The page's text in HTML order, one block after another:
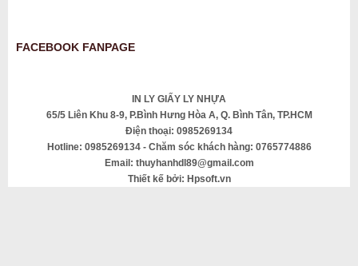
FACEBOOK FANPAGE
IN LY GIẤY LY NHỰA
65/5 Liên Khu 8-9, P.Bình Hưng Hòa A, Q. Bình Tân, TP.HCM
Điện thoại: 0985269134
Hotline: 0985269134 - Chăm sóc khách hàng: 0765774886
Email: thuyhanhdl89@gmail.com
Thiết kế bởi: Hpsoft.vn